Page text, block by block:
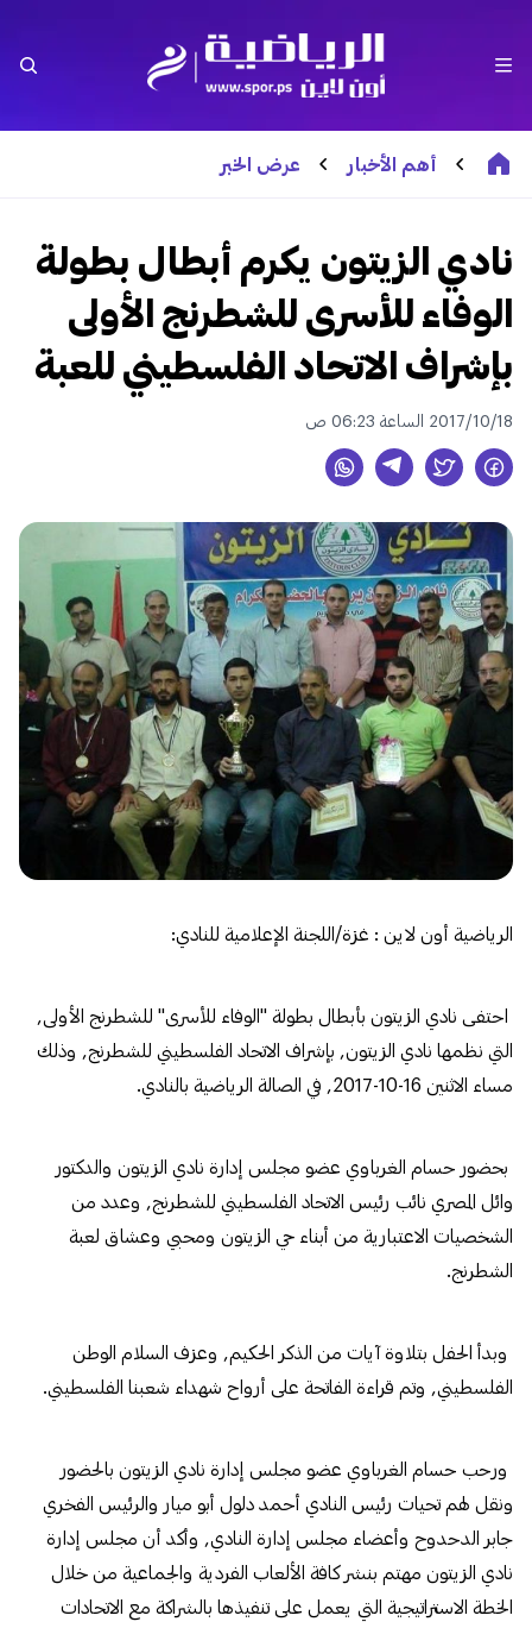
أهم الأخبار عرض الخبر
نادي الزيتون يكرم أبطال بطولة
الوفاء للأسرى للشطرنج الأولى
بإشراف الاتحاد الفلسطيني للعبة
2017/10/18 الساعة 06:23 ص
الرياضية أون لاين : غزة/اللجنة الإعلامية للنادي:
احتفى نادي الزيتون بأبطال بطولة "الوفاء للأسرى" للشطرنج الأولى,
التي نظمها نادي الزيتون, بإشراف الاتحاد الفلسطيني للشطرنج, وذلك
مساء الاثنين 16-10-2017, في الصالة الرياضية بالنادي.
بحضور حسام الغرباوي عضو مجلس إدارة نادي الزيتون والدكتور
وائل المصري نائب رئيس الاتحاد الفلسطيني للشطرنج, وعدد من
الشخصيات الاعتبارية من أبناء حي الزيتون ومحبي وعشاق لعبة
الشطرنج.
وبدأ الحفل بتلاوة آيات من الذكر الحكيم, وعزف السلام الوطن
الفلسطيني, وتم قراءة الفاتحة على أرواح شهداء شعبنا الفلسطيني.
ورحب حسام الغرباوي عضو مجلس إدارة نادي الزيتون بالحضور
ونقل لهم تحيات رئيس النادي أحمد دلول أبو ميار والرئيس الفخري
جابر الدحدوح وأعضاء مجلس إدارة النادي, وأكد أن مجلس إدارة
نادي الزيتون مهتم بنشر كافة الألعاب الفردية والجماعية من خلال
الخطة الاستراتيجية التي يعمل على تنفيذها بالشراكة مع الاتحادات